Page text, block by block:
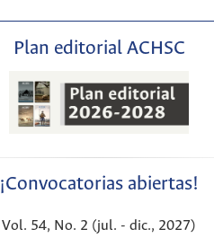
Plan editorial ACHSC
¡Convocatorias abiertas!
Vol. 54, No. 2 (jul. - dic., 2027)